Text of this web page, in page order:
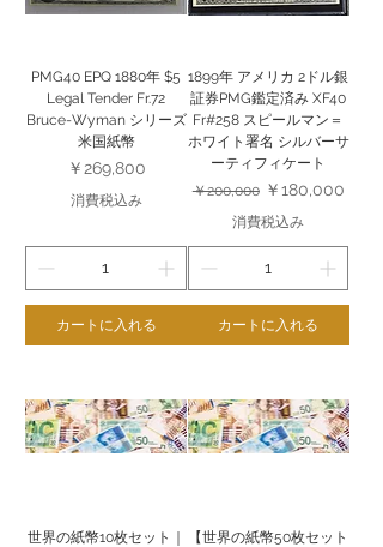
PMG40 EPQ 1880年 $5
Legal Tender Fr.72
Bruce-Wyman シリーズ
米国紙幣
価格
￥269,800
消費税込み
カートに入れる
1899年 アメリカ 2ドル銀
証券PMG鑑定済み XF40
Fr#258 スピールマン＝
ホワイト署名 シルバーサ
ーティフィケート
通常価格
￥200,000 セール価格
￥180,000
消費税込み
カートに入れる
世界の紙幣10枚セット｜
【世界の紙幣50枚セット